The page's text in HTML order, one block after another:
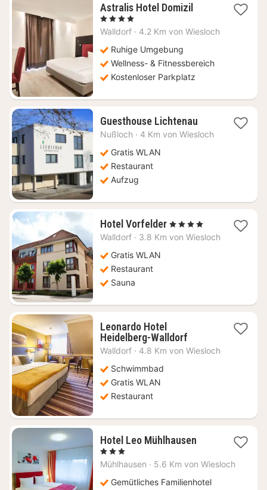
Astralis Hotel Domizil1
ab
, 4 Sterne
Walldorf · 4.2 Km von Wiesloch
Ruhige Umgebung
Wellness- & Fitnessbereich
Kostenloser Parkplatz
Guesthouse Lichtenau1
Nacht
Nußloch · 4 Km von Wiesloch
Gratis WLAN
Restaurant
Aufzug
Hotel Vorfelder1
Nacht
, 4 Sterne
Walldorf · 3.8 Km von Wiesloch
Gratis WLAN
Restaurant
Sauna
Leonardo Hotel
Heidelberg-Walldorf1
Nacht
Walldorf · 4.8 Km von Wiesloch
Schwimmbad
Gratis WLAN
Restaurant
Hotel Leo Mühlhausen1
ab
€
, 3 Sterne
Mühlhausen · 5.6 Km von Wiesloch
Gemütliches Familienhotel